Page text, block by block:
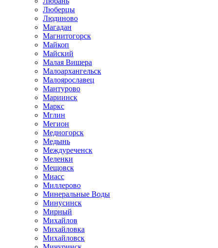
Люберцы
Людиново
Магадан
Магнитогорск
Майкоп
Майский
Малая Вишера
Малоархангельск
Малоярославец
Мантурово
Мариинск
Маркс
Мглин
Мегион
Медногорск
Медынь
Междуреченск
Меленки
Мещовск
Миасс
Миллерово
Минеральные Воды
Минусинск
Мирный
Михайлов
Михайловка
Михайловск